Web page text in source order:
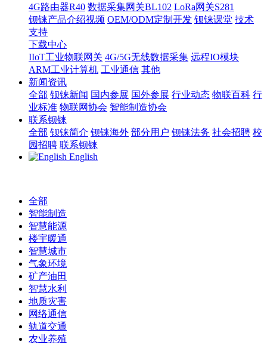
4G路由器R40 数据采集网关BL102 LoRa网关S281
钡铼产品介绍视频 OEM/ODM定制开发 钡铼课堂 技术
支持
下载中心
IIoT工业物联网关 4G/5G无线数据采集 远程IO模块
ARM工业计算机 工业通信 其他
新闻资讯
全部 钡铼新闻 国内参展 国外参展 行业动态 物联百科 行
业标准 物联网协会 智能制造协会
联系钡铼
全部 钡铼简介 钡铼海外 部分用户 钡铼法务 社会招聘 校
园招聘 联系钡铼
English
全部
智能制造
智慧能源
楼宇暖通
智慧城市
气象环境
矿产油田
智慧水利
地质灾害
网络通信
轨道交通
农业养殖